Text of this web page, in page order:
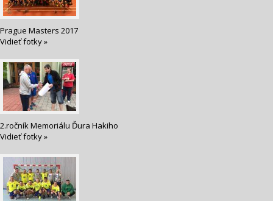
Prague Masters 2017
Vidieť fotky »
2.ročník Memoriálu Ďura Hakiho
Vidieť fotky »